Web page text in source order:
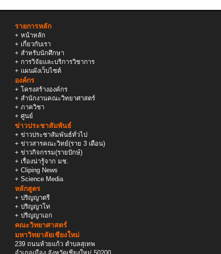
รายการหลัก
+ หน้าหลัก
+ เกี่ยวกับเรา
+ สำหรับนักศึกษา
+ การวิจัยและบริการวิชาการ
+ แผนผังเว็บไซต์
องค์กร
+ โครงสร้างองค์กร
+ สำนักงานคณะวิทยาศาสตร์
+ ภาควิชา
+ ศูนย์
ข่าวประชาสัมพันธ์
+ ข่าวประชาสัมพันธ์ทั่วไป
+ ข่าวสารคณะวิทย์(ราย 3 เดือน)
+ ข่าวกิจกรรม(รายปักษ์)
+ เรื่องน่ารู้จาก มช.
+ Cliping News
+ Science Media
หลักสูตร
+ ปริญญาตรี
+ ปริญญาโท
+ ปริญญาเอก
คณะวิทยาศาสตร์
มหาวิทยาลัยเชียงใหม่
239 ถนนห้วยแก้ว ตำบลสุเทพ